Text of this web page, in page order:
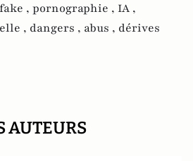
, pornographie , IA ,
, dangers , abus , dérives
AUTEURS